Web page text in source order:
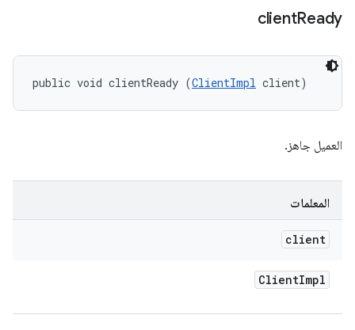
clientReady
public void clientReady (ClientImpl client)
العميل جاهز.
المعلمات
client
ClientImpl